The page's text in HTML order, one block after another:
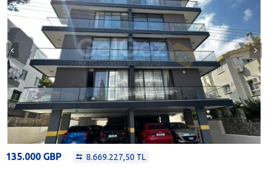
135.000 GBP 8.669.227,50 TL